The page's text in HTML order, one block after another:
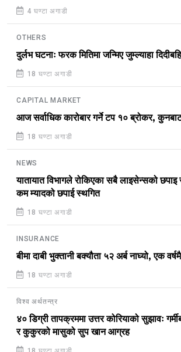
4 घण्टा अगाडी
OTHERS
दुर्लभ घटनाः फरक मितिमा जन्मिए जुम्ल्याहा
18 घण्टा अगाडी
CAPITAL MARKET
आज सर्वाधिक कारोबार गर्ने टप १० ब्रोकर,
18 घण्टा अगाडी
NEWS
यातायात विभागले रोकिएका सबै लाइसेन्सको छपाइ
कम म्यादको छपाई स्थगित
18 घण्टा अगाडी
INSURANCE
बीमा दाबी भुक्तानी बक्यौता ५२ अर्ब नाघ्यो, एक
18 घण्टा अगाडी
विश्व अर्थतन्त्र
४० डिग्री तापक्रममा उत्तर कोरियाको सुझावः
र कुकुरको मासुको सुप खान आग्रह